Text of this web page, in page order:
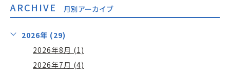
ARCHIVE 月別アーカイブ
2026年 (29)
2026年8月 (1)
2026年7月 (4)